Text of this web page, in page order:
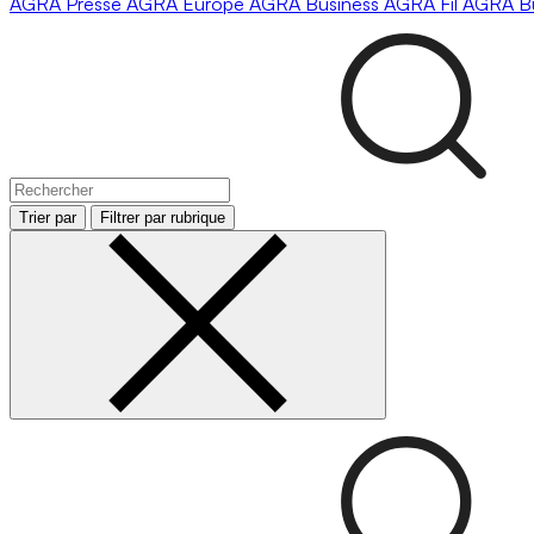
Trier par Filtrer par rubrique